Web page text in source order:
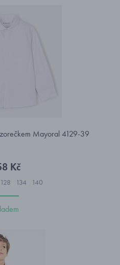
Mayoral 4129-39
Kč
128 134 140